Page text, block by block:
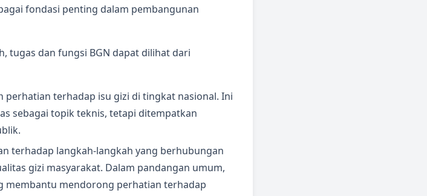
fondasi penting dalam pembangunan
tugas dan fungsi BGN dapat dilihat dari
perhatian terhadap isu gizi di tingkat nasional. Ini
sebagai topik teknis, tetapi ditempatkan
terhadap langkah-langkah yang berhubungan
gizi masyarakat. Dalam pandangan umum,
membantu mendorong perhatian terhadap